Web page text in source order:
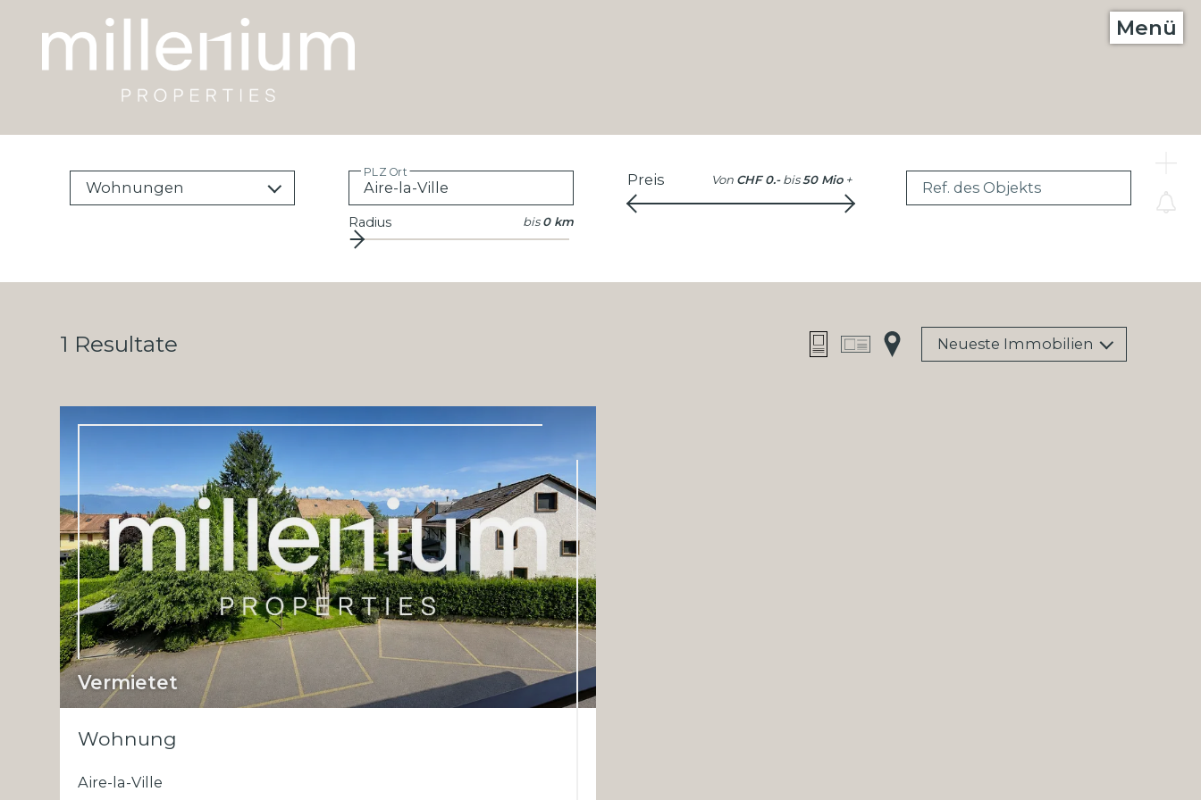
Menü
Wohnungen
PLZ Ort
Radius bis0 km
Preis Von CHF 0.- bis50 Mio + Ref. des Objekts
1 Resultate Neueste Immobilien
Vermietet
Wohnung
Aire-la-Ville